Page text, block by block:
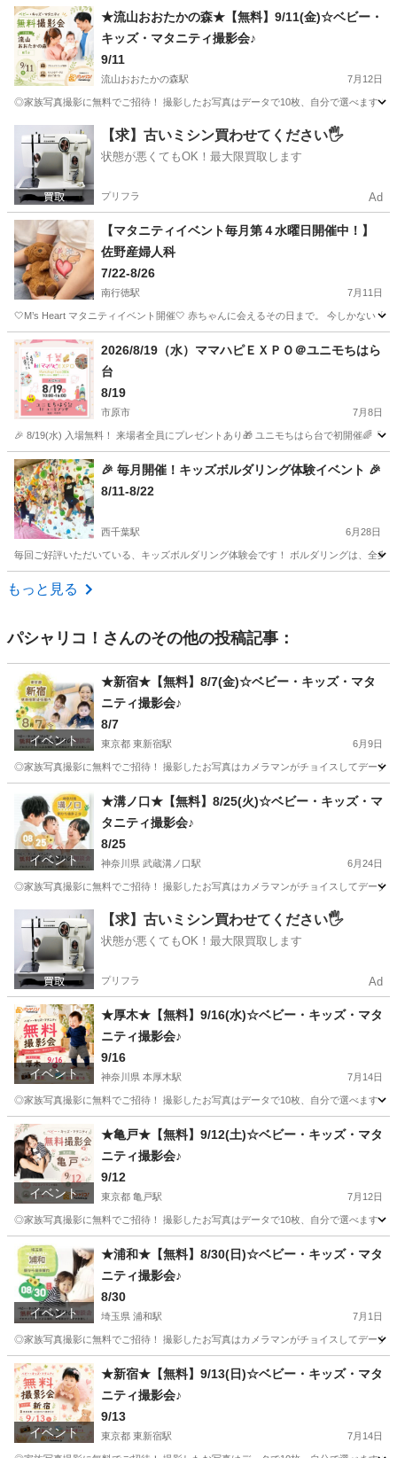
千葉 松戸市 五香駅 育児 対象
★流山おおたかの森★【無料】9/11(金)☆ベビー・
キッズ・マタニティ撮影会♪
9/11
流山おおたかの森駅 7月12日
◎家族写真撮影に無料でご招待！ 撮影したお写真はデータで10枚、自分で選べま
千葉 流山市 流山おおたかの森駅 育児 お金
【求】古いミシン買わせてください🖐️
状態が悪くてもOK！最大限買取します
プリフラ Ad
【マタニティイベント毎月第４水曜日開催中！】
佐野産婦人科
7/22-8/26
南行徳駅 7月11日
🤍M’s Heart マタニティイベント開催🤍 赤ちゃんに会えるその日まで。 今しかない
千葉 市川市 育児 マタニティ
2026/8/19（水）ママハピＥＸＰＯ＠ユニモちはら
台
8/19
市原市 7月8日
🎉 8/19(水) 入場無料！ 来場者全員にプレゼントあり🎁 ユニモちはら台で初開
千葉 市原市 育児 ママハピ
🎉 毎月開催！キッズボルダリング体験イベント 🎉
8/11-8/22
西千葉駅 6月28日
毎回ご好評いただいている、キッズボルダリング体験会です！ ボルダリングは、全
千葉 千葉市
もっと見る
パシャリコ！ さんのその他の投稿記事：
イベント
★新宿★【無料】8/7(金)☆ベビー・キッズ・マタ
ニティ撮影会♪
8/7
東京都 東新宿駅 6月9日
◎家族写真撮影に無料でご招待！ 撮影したお写真はカメラマンがチョイスしてデ
東京 新宿区 東新宿駅 育児
イベント
★溝ノ口★【無料】8/25(火)☆ベビー・キッズ・マ
タニティ撮影会♪
8/25
神奈川県 武蔵溝ノ口駅 6月24日
◎家族写真撮影に無料でご招待！ 撮影したお写真はカメラマンがチョイスしてデ
神奈川 川崎市 武蔵溝ノ口駅 育児
【求】古いミシン買わせてください🖐️
状態が悪くてもOK！最大限買取します
プリフラ Ad
イベント
★厚木★【無料】9/16(水)☆ベビー・キッズ・マタ
ニティ撮影会♪
9/16
神奈川県 本厚木駅 7月14日
◎家族写真撮影に無料でご招待！ 撮影したお写真はデータで10枚、自分で選べます
神奈川 厚木市 本厚木駅 育児 お金
イベント
★亀戸★【無料】9/12(土)☆ベビー・キッズ・マタ
ニティ撮影会♪
9/12
東京都 亀戸駅 7月12日
◎家族写真撮影に無料でご招待！ 撮影したお写真はデータで10枚、自分で選べま
東京 江東区 亀戸駅 育児
イベント
★浦和★【無料】8/30(日)☆ベビー・キッズ・マタ
ニティ撮影会♪
8/30
埼玉県 浦和駅 7月1日
◎家族写真撮影に無料でご招待！ 撮影したお写真はカメラマンがチョイスしてデ
埼玉 さいたま市 浦和駅 育児
イベント
★新宿★【無料】9/13(日)☆ベビー・キッズ・マタ
ニティ撮影会♪
9/13
東京都 東新宿駅 7月14日